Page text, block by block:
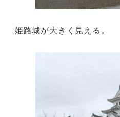
姫路城が大きく見える。